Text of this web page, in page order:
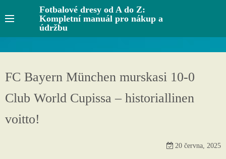
Fotbalové dresy od A do Z:
Kompletní manuál pro nákup a
údržbu
FC Bayern München murskasi 10-0
Club World Cupissa – historiallinen
voitto!
20 června, 2025